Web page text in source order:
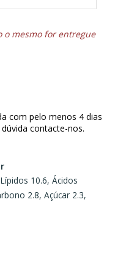
o mesmo for entregue
com pelo menos 4 dias
contacte-nos.
10.6, Ácidos
2.8, Açúcar 2.3,